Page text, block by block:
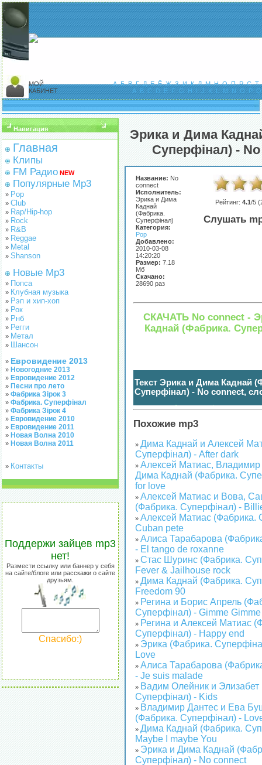
МОЙ
КАБИНЕТ
А Б В Г Д Е Ё Ж З И К Л М Н О П Р С Т
A B C D E F G H I J K L M N O P Q
Навигация
Главная
Клипы
FM Радио NEW
Популярные Mp3
» Pop
» Club
» Rap/Hip-hop
» Rock
» R&B
» Reggae
» Metal
» Shanson
Новые Mp3
» Попса
» Клубная музыка
» Рэп и хип-хоп
» Рок
» Рнб
» Регги
» Метал
» Шансон
» Евровидение 2013
» Новогодние 2013
» Евровидение 2012
» Песни про лето
» Фабрика Зірок 3
» Фабрика. Суперфінал
» Фабрика Зірок 4
» Евровидение 2010
» Евровидение 2011
» Новая Волна 2010
» Новая Волна 2011
» Контакты
Поддержи зайцев mp3
нет!
Размести ссылку или баннер у себя
на сайте/блоге или расскажи о сайте
друзьям.
Спасибо:)
Эрика и Дима
Суперфінал) -
Название: No
connect
Исполнитель:
Эрика и Дима
Каднай
(Фабрика.
Суперфінал)
Категория:
Pop
Добавлено:
2010-03-08
14:20:20
Размер: 7.18
Мб
Скачано:
28690 раз
Рейтинг: 4.1/5 (
Слушать
СКАЧАТЬ No connect -
Каднай (Фабрика.
Текст Эрика и Дима Каднай
Суперфінал) - No connect,
(нажмите чтобы показать / спрятать)
Похожие mp3
» Дима Каднай и Алексей
Суперфінал) - After dark
» Алексей Матиас, Владимир
Дима Каднай (Фабрика.
for love
» Алексей Матиас и Вова,
(Фабрика. Суперфінал) -
» Алексей Матиас (Фабрика.
Cuban pete
» Алиса Тарабарова
- El tango de roxanne
» Стас Шуринс (Фабрика.
Fever & Jailhouse rock
» Дима Каднай (Фабрика.
Freedom 90
» Регина и Борис Апрель
Суперфінал) - Gimme
» Регина и Алексей Матиас
Суперфінал) - Happy end
» Эрика (Фабрика.
Love
» Алиса Тарабарова
- Je suis malade
» Вадим Олейник и Элизабет
Суперфінал) - Kids
» Владимир Дантес и Ева
(Фабрика. Суперфінал) -
» Дима Каднай (Фабрика.
Maybe I maybe You
» Эрика и Дима Каднай
Суперфінал) - No connect